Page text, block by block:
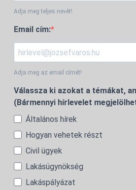
Adja meg teljes nevét!
Email cím:
Adja meg az email címét!
Válassza ki azokat a témákat,
(Bármennyi hírlevelet
Általános hírek
Hogyan vehetek részt
Civil ügyek
Lakásügynökség
Lakáspályázat